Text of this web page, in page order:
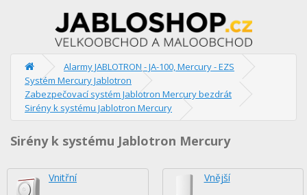
Alarmy JABLOTRON - JA-100, Mercury - EZS
Systém Mercury Jablotron
Zabezpečovací systém Jablotron Mercury bezdrát
Sirény k systému Jablotron Mercury
Sirény k systému Jablotron Mercury
Vnitřní Vnější